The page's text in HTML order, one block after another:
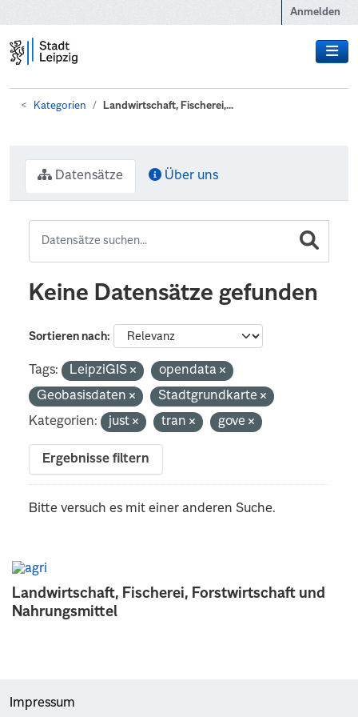
Anmelden
Kategorien Landwirtschaft, Fischerei,...
Landwirtschaft, Fischerei, Forstwirtschaft und
Nahrungsmittel
Datensätze Über uns
Keine Datensätze gefunden
Sortieren nach
Tags: LeipziGIS
opendata
Geobasisdaten
Stadtgrundkarte
Kategorien:
just tran gove
Ergebnisse filtern
Bitte versuch es mit einer anderen Suche.
Impressum